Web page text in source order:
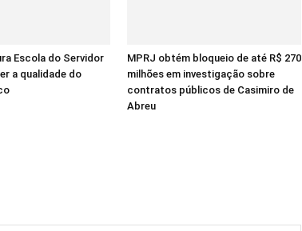
Escola do Servidor
a qualidade do
MPRJ obtém bloqueio de até R$ 270
milhões em investigação sobre
contratos públicos de Casimiro de
Abreu